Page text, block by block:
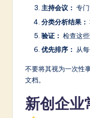
主持会议： 专
分类分析结果：
验证： 检查这
优先排序：
从
不要将其视为一次性
文档。
新创企业